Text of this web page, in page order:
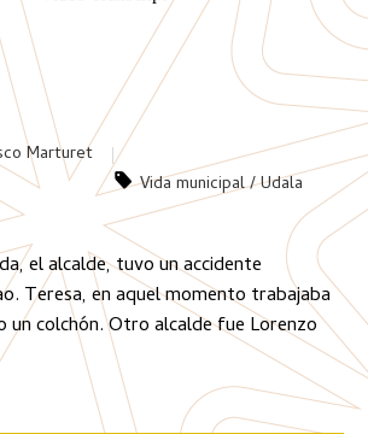
Marturet
Vida municipal / Udala
el alcalde, tuvo un accidente
Teresa, en aquel momento trabajaba
un colchón. Otro alcalde fue Lorenzo